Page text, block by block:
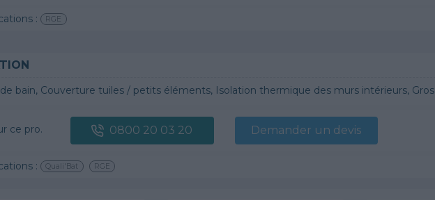
: RGE
Couverture tuiles / petits éléments, Isolation thermique des murs intérieurs, Gros œuvre, Plâtre traditionnel, Chauffage Fioul, Bétons cirés
ce pro. 0800 20 03 20 Demander un devis
: Quali'Bat RGE